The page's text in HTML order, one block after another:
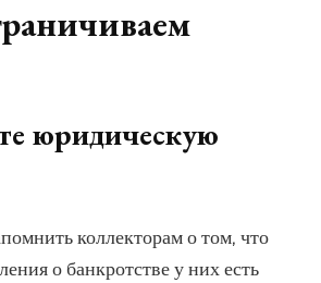
юридическую
коллекторам о том, что
о банкротстве у них есть